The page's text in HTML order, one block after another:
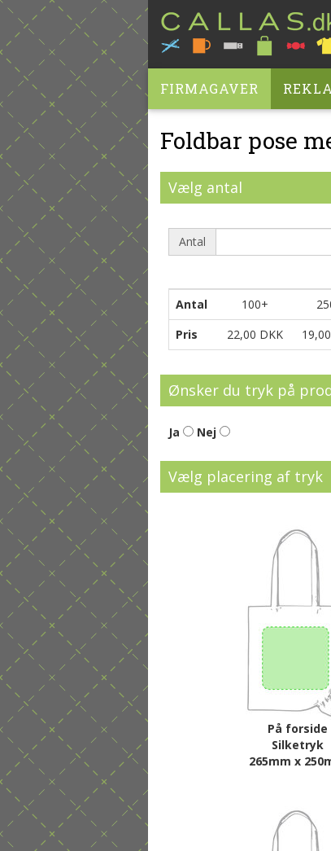
FIRMAGAVER
Foldbar pose
Vælg antal
Antal
Antal 100+
Pris
22,00 DKK
Ønsker du tryk på
Ja Nej
Vælg placering af tryk
På forside
Silketryk
265mm x